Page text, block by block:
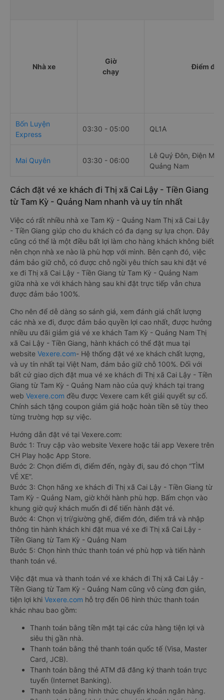
Nhà xe
Giờ
chạy
Điểm đi
Bốn Luyện
Express
03:30 - 05:00 QL1A
Mai Quyên 03:30 - 06:00
Lê Quý Đôn, Điện
Quảng Nam
Cách đặt vé xe khách đi Thị xã Cai Lậy - Tiền Giang
từ Tam Kỳ - Quảng Nam nhanh và uy tín nhất
Việc có rất nhiều nhà xe Tam Kỳ - Quảng Nam Thị xã Cai Lậy
- Tiền Giang giúp cho du khách có đa dạng sự lựa chọn. Đây
cũng có thể là một điều bất lợi làm cho hàng khách không biết
nên chọn nhà xe nào là phù hợp với mình. Bên cạnh đó, việc
đảm bảo giữ chỗ, có được chỗ ngồi yêu thích sau khi đặt vé
xe đi Thị xã Cai Lậy - Tiền Giang từ Tam Kỳ - Quảng Nam
giữa nhà xe với khách hàng sau khi đặt trực tiếp vẫn chưa
được đảm bảo 100%.
Cho nên để dễ dàng so sánh giá, xem đánh giá chất lượng
các nhà xe đi, được đảm bảo quyền lợi cao nhất, được hưởng
nhiều ưu đãi giảm giá vé xe khách Tam Kỳ - Quảng Nam Thị
xã Cai Lậy - Tiền Giang, hành khách có thể đặt mua tại
website Vexere.com- Hệ thống đặt vé xe khách chất lượng,
và uy tín nhất tại Việt Nam, đảm bảo giữ chỗ 100%. Đối với
bất cứ giao dịch đặt mua vé xe khách đi Thị xã Cai Lậy - Tiền
Giang từ Tam Kỳ - Quảng Nam nào của quý khách tại trang
web Vexere.com đều được Vexere cam kết giải quyết sự cố.
Chính sách tặng coupon giảm giá hoặc hoàn tiền sẽ tùy theo
từng trường hợp sự việc.
Hướng dẫn đặt vé tại Vexere.com:
Bước 1: Truy cập vào website Vexere hoặc tải app Vexere trên
CH Play hoặc App Store.
Bước 2: Chọn điểm đi, điểm đến, ngày đi, sau đó chọn “TÌM
VÉ XE”.
Bước 3: Chọn hãng xe khách đi Thị xã Cai Lậy - Tiền Giang từ
Tam Kỳ - Quảng Nam, giờ khởi hành phù hợp. Bấm chọn vào
khung giờ quý khách muốn đi để tiến hành đặt vé.
Bước 4: Chọn vị trí/giường ghế, điểm đón, điểm trả và nhập
thông tin hành khách khi đặt mua vé xe đi Thị xã Cai Lậy -
Tiền Giang từ Tam Kỳ - Quảng Nam
Bước 5: Chọn hình thức thanh toán vé phù hợp và tiến hành
thanh toán vé.
Việc đặt mua và thanh toán vé xe khách đi Thị xã Cai Lậy -
Tiền Giang từ Tam Kỳ - Quảng Nam cũng vô cùng đơn giản,
tiện lợi khi Vexere.com hỗ trợ đến 06 hình thức thanh toán
khác nhau bao gồm:
Thanh toán bằng tiền mặt tại các cửa hàng tiện lợi và
siêu thị gần nhà.
Thanh toán bằng thẻ thanh toán quốc tế (Visa, Master
Card, JCB).
Thanh toán bằng thẻ ATM đã đăng ký thanh toán trực
tuyến (Internet Banking).
Thanh toán bằng hình thức chuyển khoản ngân hàng.